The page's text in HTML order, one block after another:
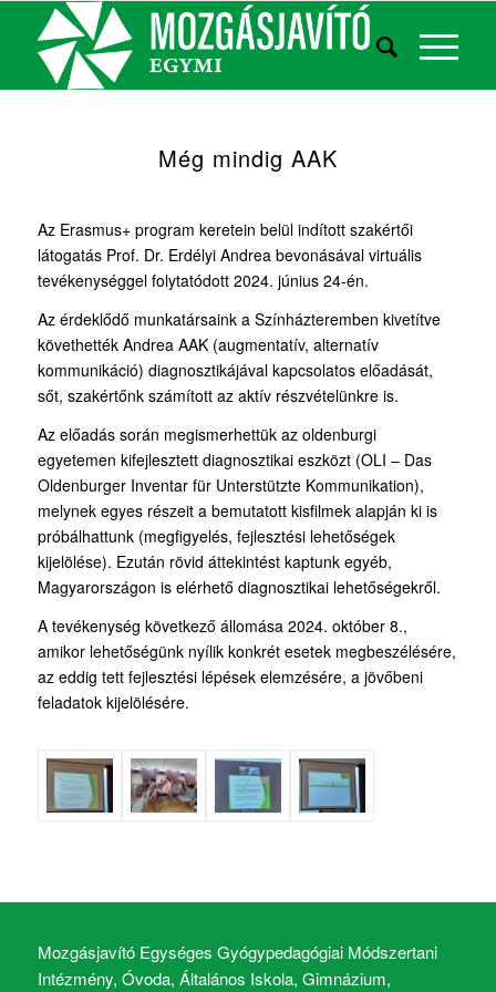
Még mindig AAK
Az Erasmus+ program keretein belül indított szakértői
látogatás Prof. Dr. Erdélyi Andrea bevonásával virtuális
tevékenységgel folytatódott 2024. június 24-én.
Az érdeklődő munkatársaink a Színházteremben kivetítve
követhették Andrea AAK (augmentatív, alternatív
kommunikáció) diagnosztikájával kapcsolatos előadását,
sőt, szakértőnk számított az aktív részvételünkre is.
Az előadás során megismerhettük az oldenburgi
egyetemen kifejlesztett diagnosztikai eszközt (OLI – Das
Oldenburger Inventar für Unterstützte Kommunikation),
melynek egyes részeit a bemutatott kisfilmek alapján ki is
próbálhattunk (megfigyelés, fejlesztési lehetőségek
kijelölése). Ezután rövid áttekintést kaptunk egyéb,
Magyarországon is elérhető diagnosztikai lehetőségekről.
A tevékenység következő állomása 2024. október 8.,
amikor lehetőségünk nyílik konkrét esetek megbeszélésére,
az eddig tett fejlesztési lépések elemzésére, a jövőbeni
feladatok kijelölésére.
Mozgásjavító Egységes Gyógypedagógiai Módszertani
Intézmény, Óvoda, Általános Iskola, Gimnázium,